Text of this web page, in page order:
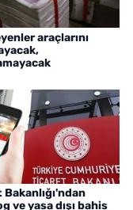
araçlarını
ve yasa dışı bahis